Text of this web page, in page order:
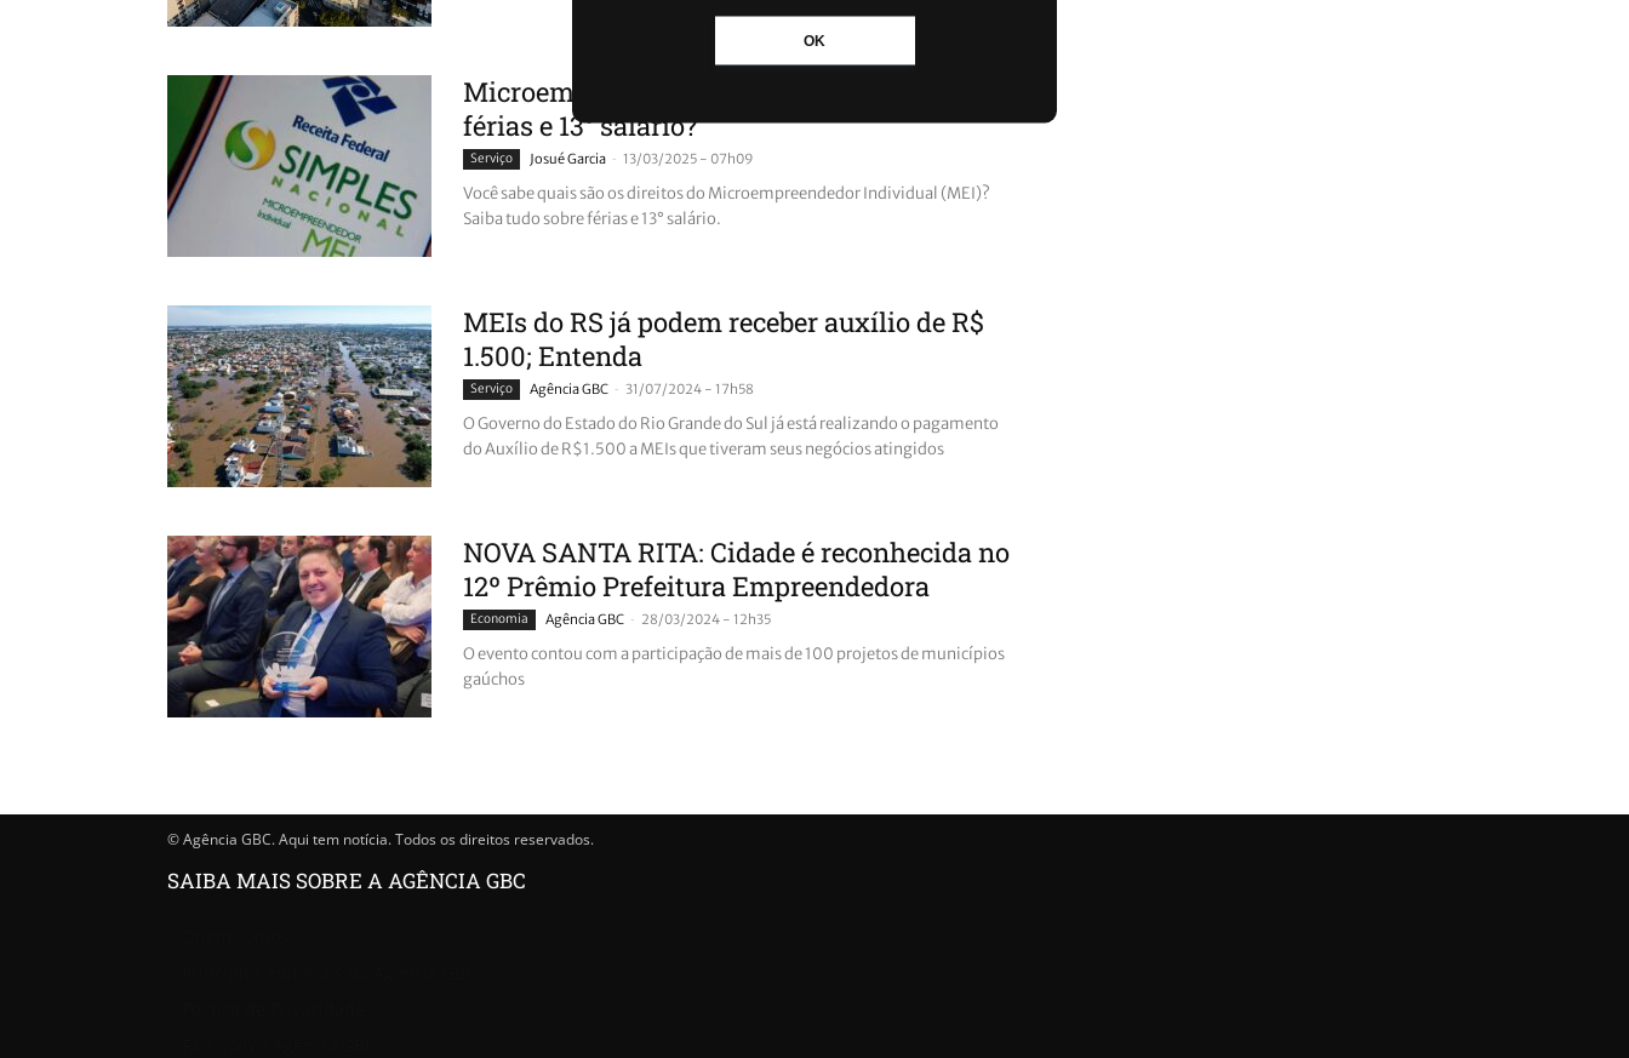
OK
Microempreendedor Individual: MEI recebe
férias e 13° salário?
Serviço Josué Garcia - 13/03/2025 - 07h09
Você sabe quais são os direitos do Microempreendedor Individual (MEI)?
Saiba tudo sobre férias e 13° salário.
MEIs do RS já podem receber auxílio de R$
1.500; Entenda
Serviço Agência GBC - 31/07/2024 - 17h58
O Governo do Estado do Rio Grande do Sul já está realizando o pagamento
do Auxílio de R$1.500 a MEIs que tiveram seus negócios atingidos
NOVA SANTA RITA: Cidade é reconhecida no
12º Prêmio Prefeitura Empreendedora
Economia Agência GBC - 28/03/2024 - 12h35
O evento contou com a participação de mais de 100 projetos de municípios
gaúchos
© Agência GBC. Aqui tem notícia. Todos os direitos reservados.
SAIBA MAIS SOBRE A AGÊNCIA GBC